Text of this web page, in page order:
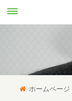
ホームページ